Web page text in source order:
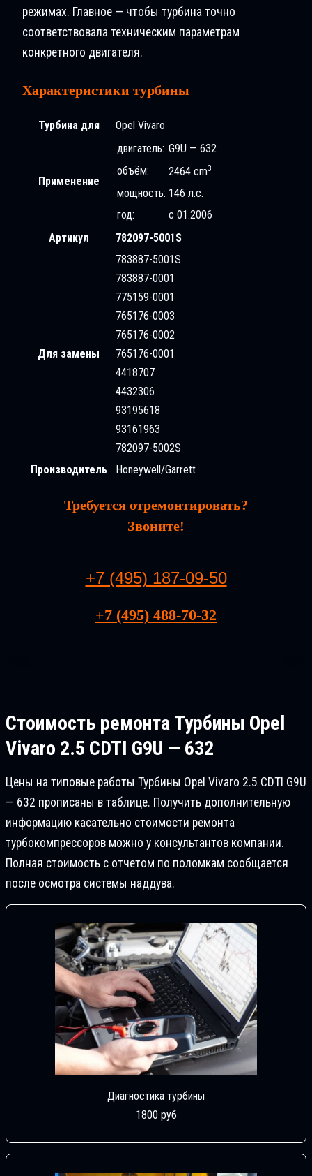
режимах. Главное — чтобы турбина точно
соответствовала техническим параметрам
конкретного двигателя.
Характеристики турбины
Турбина для Opel Vivaro
Применение
двигатель: G9U — 632
объём:
2464 cm3
мощность: 146 л.с.
год:
с 01.2006
Артикул
782097-5001S
Для замены
783887-5001S
783887-0001
775159-0001
765176-0003
765176-0002
765176-0001
4418707
4432306
93195618
93161963
782097-5002S
Производитель
Honeywell/Garrett
Требуется отремонтировать?
Звоните!
+7 (495) 187-09-50
+7 (495) 488-70-32
Стоимость ремонта Турбины Opel
Vivaro 2.5 CDTI G9U — 632
Цены на типовые работы Турбины Opel Vivaro 2.5 CDTI G9U
— 632 прописаны в таблице. Получить дополнительную
информацию касательно стоимости ремонта
турбокомпрессоров можно у консультантов компании.
Полная стоимость с отчетом по поломкам сообщается
после осмотра системы наддува.
Диагностика турбины
1800 руб